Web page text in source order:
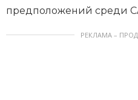
предположений среди
РЕКЛАМА –